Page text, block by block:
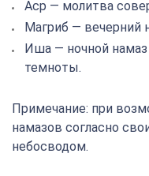
Аср — молитва
Магриб — вечерний
Иша — ночной
темноты.
Примечание: при
намазов согласно
небосводом.